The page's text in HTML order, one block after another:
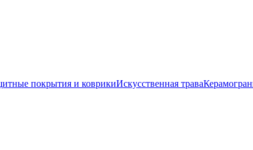
покрытия и коврикиИскусственная трава